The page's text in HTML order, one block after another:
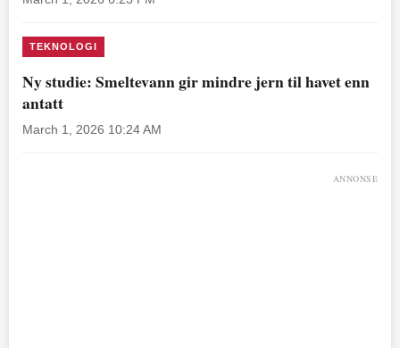
TEKNOLOGI
Ny studie: Smeltevann gir mindre jern til havet enn
antatt
March 1, 2026 10:24 AM
ANNONSE